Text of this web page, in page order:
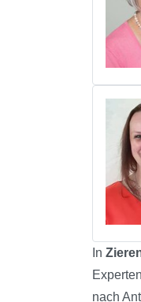
In
nach